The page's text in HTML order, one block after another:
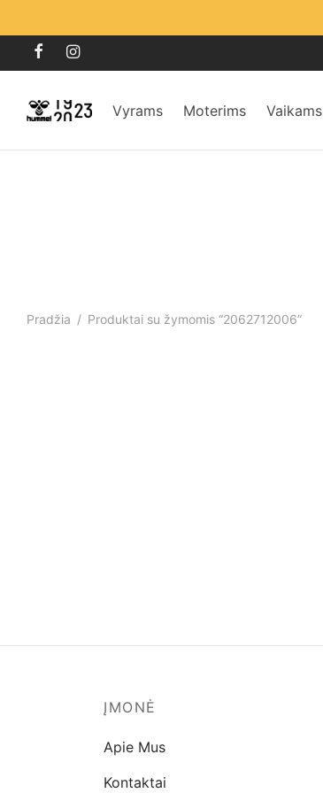
Vyrams Moterims Vaikams
Pradžia / Produktai su žymomis “2062712006”
ĮMONĖ
Apie Mus
Kontaktai